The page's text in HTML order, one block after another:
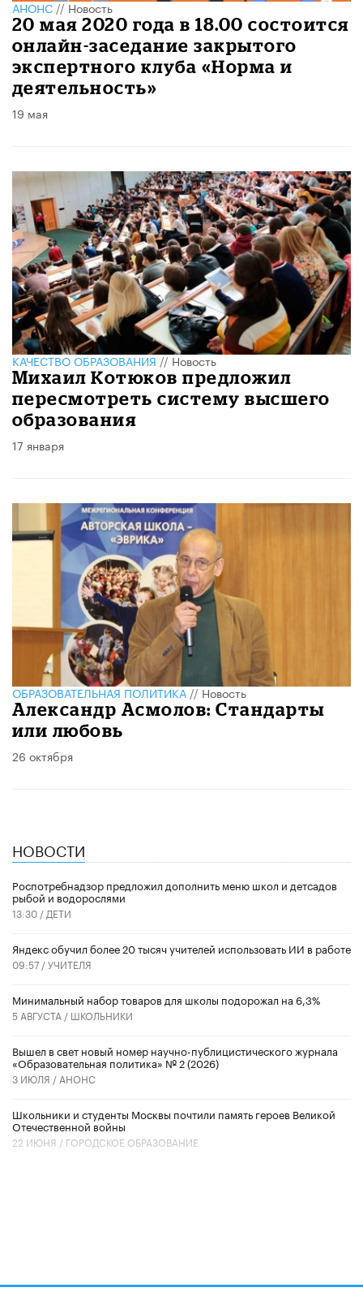
АНОНС//Новость
20 мая 2020 года в 18.00 состоится
онлайн-заседание закрытого
экспертного клуба «Норма и
деятельность»
19 мая
КАЧЕСТВО ОБРАЗОВАНИЯ//Новость
Михаил Котюков предложил
пересмотреть систему высшего
образования
17 января
ОБРАЗОВАТЕЛЬНАЯ ПОЛИТИКА//Новость
Александр Асмолов: Стандарты
или любовь
26 октября
НОВОСТИ
Роспотребнадзор предложил дополнить меню школ и детсадов
рыбой и водорослями
13:30 / ДЕТИ
​Яндекс обучил более 20 тысяч учителей использовать ИИ в работе
09:57 /УЧИТЕЛЯ
Минимальный набор товаров для школы подорожал на 6,3%
5 АВГУСТА / ШКОЛЬНИКИ
Вышел в свет новый номер научно-публицистического журнала
«Образовательная политика» № 2 (2026)
3 ИЮЛЯ / АНОНС
Школьники и студенты Москвы почтили память героев Великой
Отечественной войны
22 ИЮНЯ / ГОРОДСКОЕ ОБРАЗОВАНИЕ